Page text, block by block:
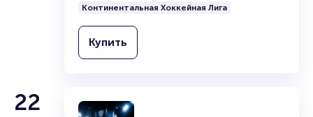
Континентальная Хоккейная Лига
Купить
22